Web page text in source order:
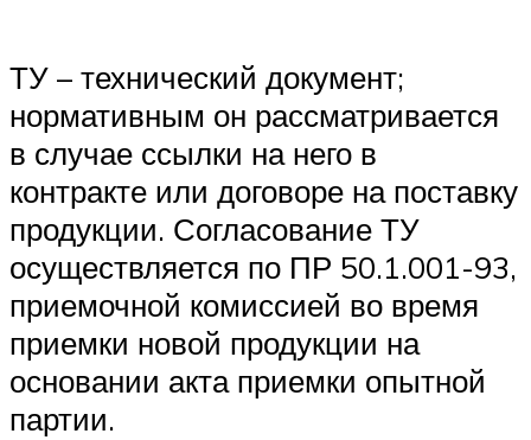
ТУ – технический документ;
нормативным он рассматривается
в случае ссылки на него в
контракте или договоре на поставку
продукции. Согласование ТУ
осуществляется по ПР 50.1.001-93,
приемочной комиссией во время
приемки новой продукции на
основании акта приемки опытной
партии.